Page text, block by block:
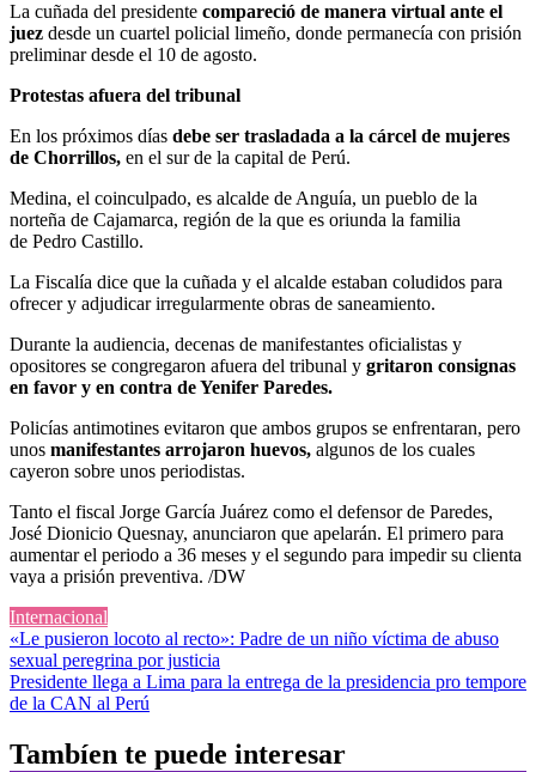
La cuñada del presidente compareció de manera virtual ante el
juez desde un cuartel policial limeño, donde permanecía con prisión
preliminar desde el 10 de agosto.
Protestas afuera del tribunal
En los próximos días debe ser trasladada a la cárcel de mujeres
de Chorrillos, en el sur de la capital de Perú.
Medina, el coinculpado, es alcalde de Anguía, un pueblo de la
norteña de Cajamarca, región de la que es oriunda la familia
de Pedro Castillo.
La Fiscalía dice que la cuñada y el alcalde estaban coludidos para
ofrecer y adjudicar irregularmente obras de saneamiento.
Durante la audiencia, decenas de manifestantes oficialistas y
opositores se congregaron afuera del tribunal y gritaron consignas
en favor y en contra de Yenifer Paredes.
Policías antimotines evitaron que ambos grupos se enfrentaran, pero
unos manifestantes arrojaron huevos, algunos de los cuales
cayeron sobre unos periodistas.
Tanto el fiscal Jorge García Juárez como el defensor de Paredes,
José Dionicio Quesnay, anunciaron que apelarán. El primero para
aumentar el periodo a 36 meses y el segundo para impedir su clienta
vaya a prisión preventiva. /DW
Internacional
Navegación
de
entradas
«Le pusieron locoto al recto»: Padre de un niño víctima de abuso
sexual peregrina por justicia
Presidente llega a Lima para la entrega de la presidencia pro tempore
de la CAN al Perú
Tambíen te puede interesar